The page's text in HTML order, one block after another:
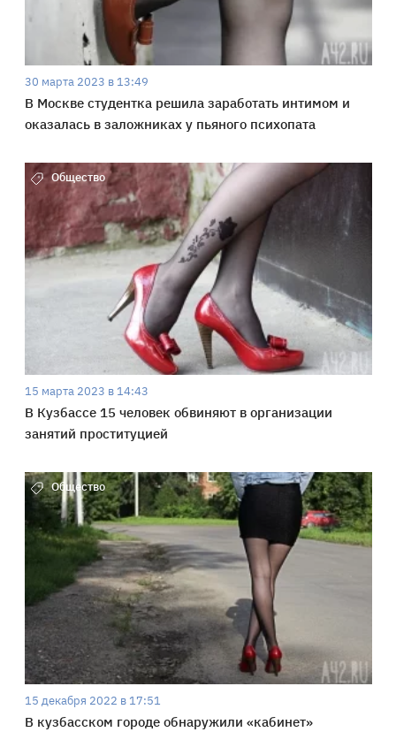
30 марта 2023 в 13:49
В Москве студентка решила заработать интимом и
оказалась в заложниках у пьяного психопата
Общество
15 марта 2023 в 14:43
В Кузбассе 15 человек обвиняют в организации
занятий проституцией
Общество
15 декабря 2022 в 17:51
В кузбасском городе обнаружили «кабинет»